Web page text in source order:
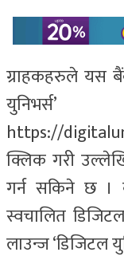
ग्राहकहरुले यस
https://
क्लिक गरी
गर्न सकिने छ ।
स्वचालित
लाउन्ज ‘डिजिटल